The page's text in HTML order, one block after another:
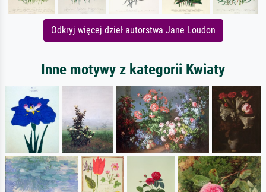
Odkryj więcej dzieł autorstwa Jane Loudon
Inne motywy z kategorii Kwiaty